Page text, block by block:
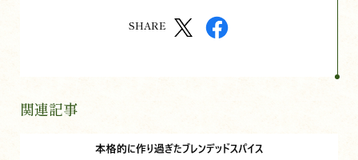
SHARE
関連記事